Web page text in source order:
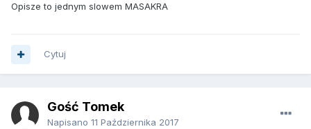
Opisze to jednym slowem MASAKRA
Cytuj
Gość Tomek
Napisano 11 Października 2017